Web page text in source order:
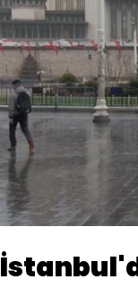
Sesi
Aç
27.33%